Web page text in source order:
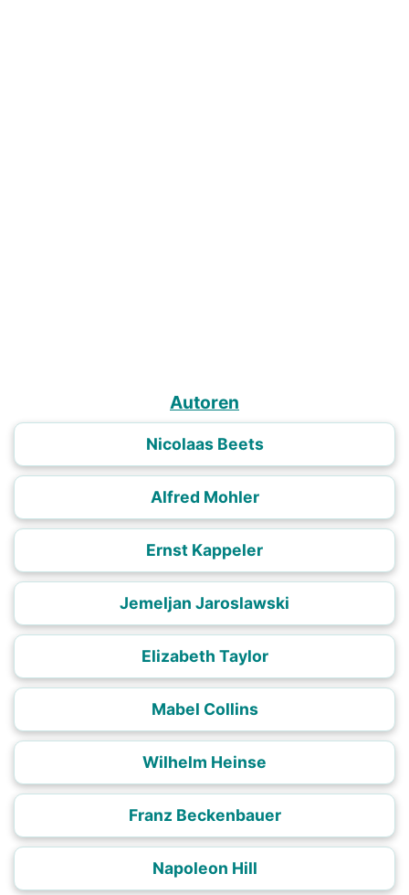
Autoren
Nicolaas Beets
Alfred Mohler
Ernst Kappeler
Jemeljan Jaroslawski
Elizabeth Taylor
Mabel Collins
Wilhelm Heinse
Franz Beckenbauer
Napoleon Hill